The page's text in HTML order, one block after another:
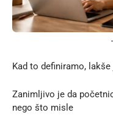
Kad to definiramo,
Zanimljivo je da
nego što misle